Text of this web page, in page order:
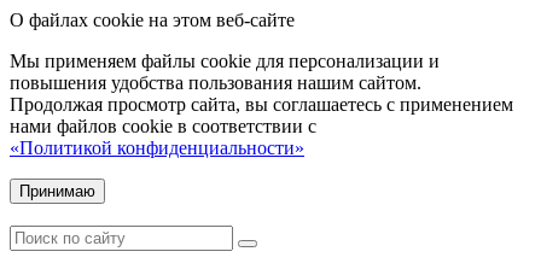
О файлах cookie на этом веб-сайте
Мы применяем файлы cookie для персонализации и
повышения удобства пользования нашим сайтом.
Продолжая просмотр сайта, вы соглашаетесь с применением
нами файлов cookie в соответствии с
«Политикой конфиденциальности»
Принимаю